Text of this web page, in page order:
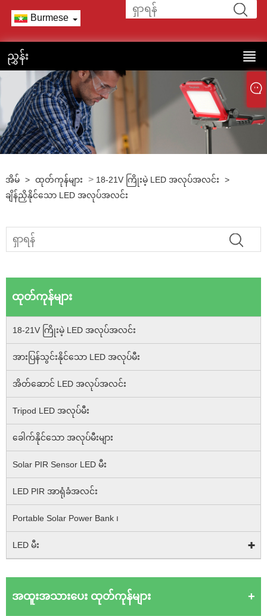
Burmese
ညွှန်း
အိမ် > ထုတ်ကုန်များ > 18-21V ကြိုးမဲ့ LED အလုပ်အလင်း
>
ချိန်ညှိနိုင်သော LED အလုပ်အလင်း
ထုတ်ကုန်များ
18-21V ကြိုးမဲ့ LED အလုပ်အလင်း
အားပြန်သွင်းနိုင်သော LED အလုပ်မီး
အိတ်ဆောင် LED အလုပ်အလင်း
Tripod LED အလုပ်မီး
ခေါက်နိုင်သော အလုပ်မီးများ
Solar PIR Sensor LED မီး
LED PIR အာရုံခံအလင်း
Portable Solar Power Bank ၊
LED မီး
အထူးအသားပေး ထုတ်ကုန်များ